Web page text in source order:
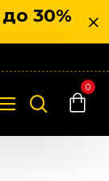
до 30%
0